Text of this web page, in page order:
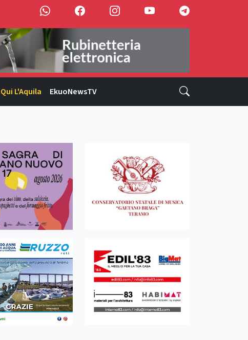
Qui L'Aquila EkuoNewsTV